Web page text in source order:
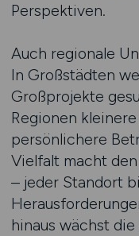
Perspektiven.
Auch regionale
In Großstädten
Großprojekte
Regionen
persönlichere
Vielfalt macht
– jeder Standort
hinaus wächst